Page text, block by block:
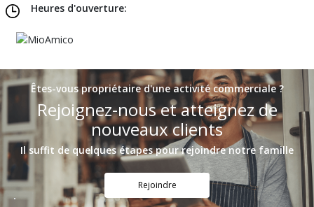
Heures d'ouverture:
Êtes-vous propriétaire d'une activité commerciale ?
Rejoignez-nous et atteignez de
nouveaux clients
Il suffit de quelques étapes pour rejoindre notre famille
Rejoindre